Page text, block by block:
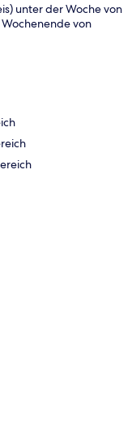
unter der Woche von
von